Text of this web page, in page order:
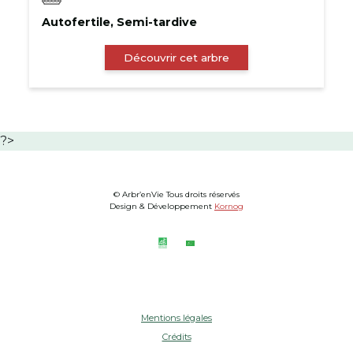
Autofertile, Semi-tardive
Découvrir cet arbre
?>
© Arbr’enVie Tous droits réservés
Design & Développement Kornog
Mentions légales
Crédits